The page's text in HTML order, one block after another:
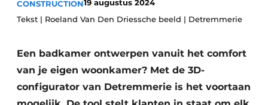
Vacatures
Video’s
CONSTRUCTION19 augustus 2024
Tekst | Roeland Van Den Driessche beeld | Detremmerie
Een badkamer ontwerpen vanuit het comfort
van je eigen woonkamer? Met de 3D-
configurator van Detremmerie is het voortaan